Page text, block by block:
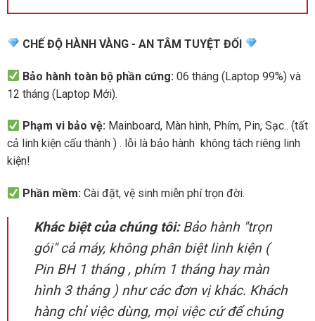
CHẾ ĐỘ HÀNH VÀNG - AN TÂM TUYỆT ĐỐI
Bảo hành toàn bộ phần cứng: 06 tháng (Laptop 99%) và
12 tháng (Laptop Mới).
Phạm vi bảo vệ: Mainboard, Màn hình, Phím, Pin, Sạc.. (tất
cả linh kiện cấu thành ) . lỗi là bảo hành không tách riêng linh
kiện!
Phần mềm: Cài đặt, vệ sinh miễn phí trọn đời.
Khác biệt của chúng tôi:Bảo hành "trọn
gói" cả máy, không phân biệt linh kiện (
Pin BH 1 tháng , phím 1 tháng hay màn
hình 3 tháng ) như các đơn vị khác. Khách
hàng chỉ việc dùng, mọi việc cứ để chúng